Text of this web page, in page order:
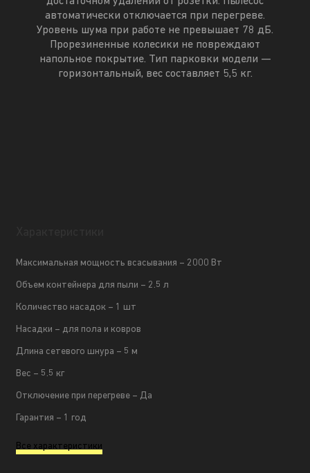
автоматически отключается при перегреве.
Уровень шума при работе не превышает 78 дБ.
Прорезиненные колесики не повреждают
напольное покрытие. Тип парковки модели —
горизонтальный, вес составляет 5,5 кг.
Максимальная мощность всасывания – 2000 Вт
Объем контейнера для пыли – 2.5 л
Количество насадок – 1 шт
Насадки – для пола и ковров
Длина сетевого шнура – 5 м
Вес – 5.5 кг
Отключение при перегреве – Да
Гарантия – 1 год
Все характеристики